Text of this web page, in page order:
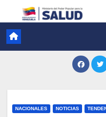
NACIONALES NOTICIAS